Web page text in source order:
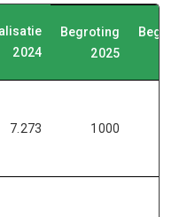
2024
Begroting
2025
7.273 1000